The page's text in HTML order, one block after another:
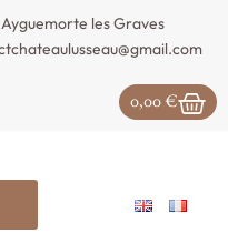
les Graves
0,00€